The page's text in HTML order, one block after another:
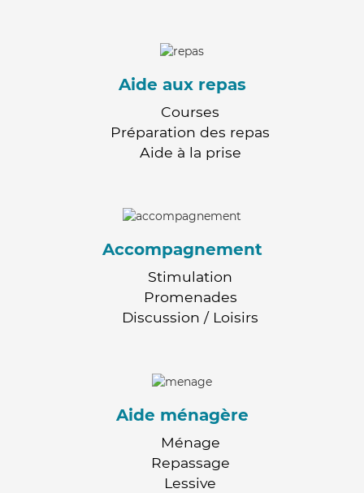
Aide aux repas
Courses
Préparation des repas
Aide à la prise
Accompagnement
Stimulation
Promenades
Discussion / Loisirs
Aide ménagère
Ménage
Repassage
Lessive